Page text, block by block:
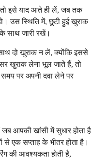
इसे याद आते ही लें, जब तक
उस स्थिति में, छूटी हुई खुराक
साथ जारी रखें।
दो खुराक न लें, क्योंकि इससे
खुराक लेना भूल जाते हैं, तो
पर अपनी दवा लेने पर
आपकी खांसी में सुधार होता है
से एक सप्ताह के भीतर होता है।
की आवश्यकता होती है,